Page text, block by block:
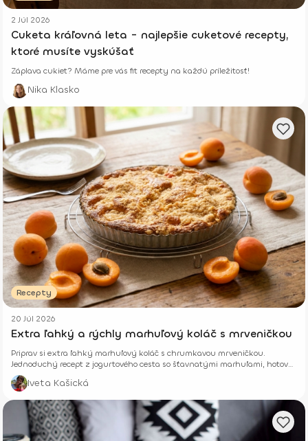
2 Júl 2026
Cuketa kráľovná leta - najlepšie cuketové recepty,
ktoré musíte vyskúšať
Záplava cukiet? Máme pre vás fit recepty na každú príležitosť!
Nika Klasko
Recepty
20 Júl 2026
Extra ľahký a rýchly marhuľový koláč s mrveničkou
Priprav si extra ľahký marhuľový koláč s chrumkavou mrveničkou.
Jednoduchý recept z jogurtového cesta so šťavnatými marhuľami, hotový
z pár surovín.
Iveta Kašická